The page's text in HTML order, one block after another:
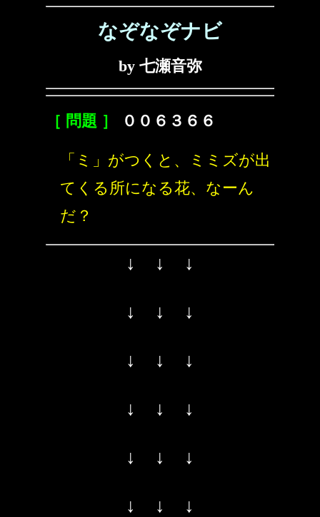
なぞなぞナビ
by 七瀬音弥
［ 問題 ］ ００６３６６
「ミ」がつくと、ミミズが出
てくる所になる花、なーん
だ？
↓ ↓ ↓
↓ ↓ ↓
↓ ↓ ↓
↓ ↓ ↓
↓ ↓ ↓
↓ ↓ ↓